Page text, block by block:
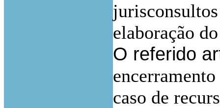
elaboração
O referido
caso de